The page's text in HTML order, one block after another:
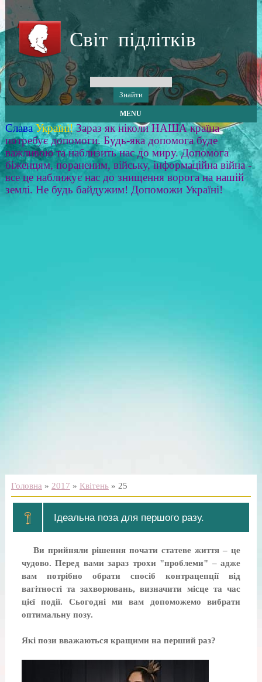
Світ підлітків
MENU
Слава Україні! Зараз як ніколи НАША країна
потребує допомоги. Будь-яка допомога буде
важливою та наблизить нас до миру. Допомога
біженцям, пораненим, війську, інформаційна війна -
все це наближує нас до знищення ворога на нашій
землі. Не будь байдужим! Допоможи Україні!
Головна » 2017 » Квітень » 25
Ідеальна поза для першого разу.
Ви прийняли рішення почати статеве життя – це
чудово. Перед вами зараз трохи "проблеми" – адже
вам потрібно обрати спосіб контрацепції від
вагітності та захворювань, визначити місце та час
цієї події. Сьогодні ми вам допоможемо вибрати
оптимальну позу.
Які пози вважаються кращими на перший раз?